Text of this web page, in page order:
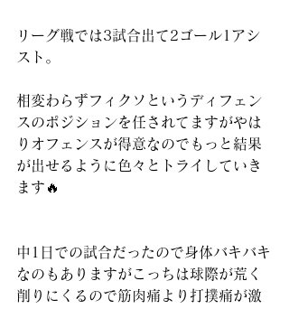
リーグ戦では3試合出て2ゴール1アシ
スト。
相変わらずフィクソというディフェン
スのポジションを任されてますがやは
りオフェンスが得意なのでもっと結果
が出せるように色々とトライしていき
ます🔥
中1日での試合だったので身体バキバキ
なのもありますがこっちは球際が荒く
削りにくるので筋肉痛より打撲痛が激